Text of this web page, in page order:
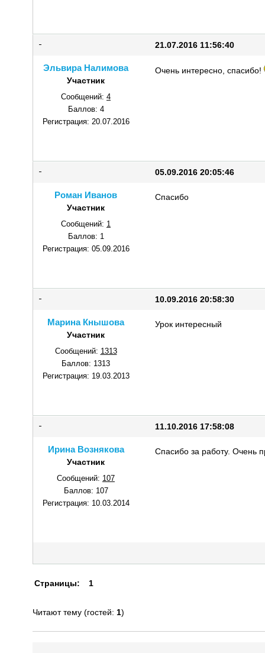
Эльвира Налимова
Участник
Сообщений: 4
Баллов: 4
Регистрация: 20.07.2016
21.07.2016 11:56:40
Очень интересно, спасибо!
Роман Иванов
Участник
Сообщений: 1
Баллов: 1
Регистрация: 05.09.2016
05.09.2016 20:05:46
Спасибо
Марина Кнышова
Участник
Сообщений: 1313
Баллов: 1313
Регистрация: 19.03.2013
10.09.2016 20:58:30
Урок интересный
Ирина Вознякова
Участник
Сообщений: 107
Баллов: 107
Регистрация: 10.03.2014
11.10.2016 17:58:08
Спасибо за работу. Очень
Страницы: 1
Читают тему (гостей: 1)